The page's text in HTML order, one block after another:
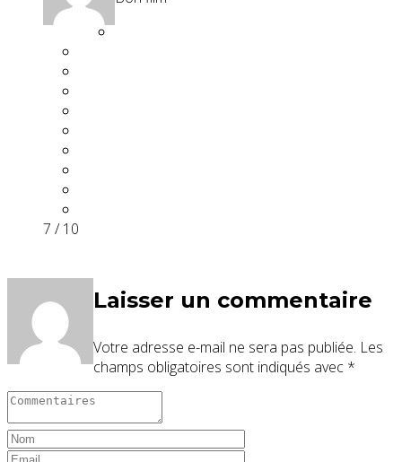
7 / 10
Laisser un commentaire
Votre adresse e-mail ne sera pas publiée. Les
champs obligatoires sont indiqués avec *